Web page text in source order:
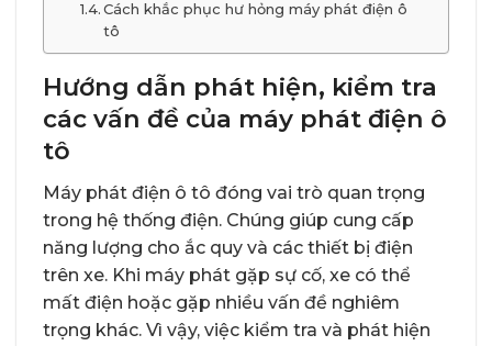
Cách khắc phục hư hỏng máy phát điện ô
tô
Hướng dẫn phát hiện, kiểm tra
các vấn đề của máy phát điện ô
tô
Máy phát điện ô tô đóng vai trò quan trọng
trong hệ thống điện. Chúng giúp cung cấp
năng lượng cho ắc quy và các thiết bị điện
trên xe. Khi máy phát gặp sự cố, xe có thể
mất điện hoặc gặp nhiều vấn đề nghiêm
trọng khác. Vì vậy, việc kiểm tra và phát hiện